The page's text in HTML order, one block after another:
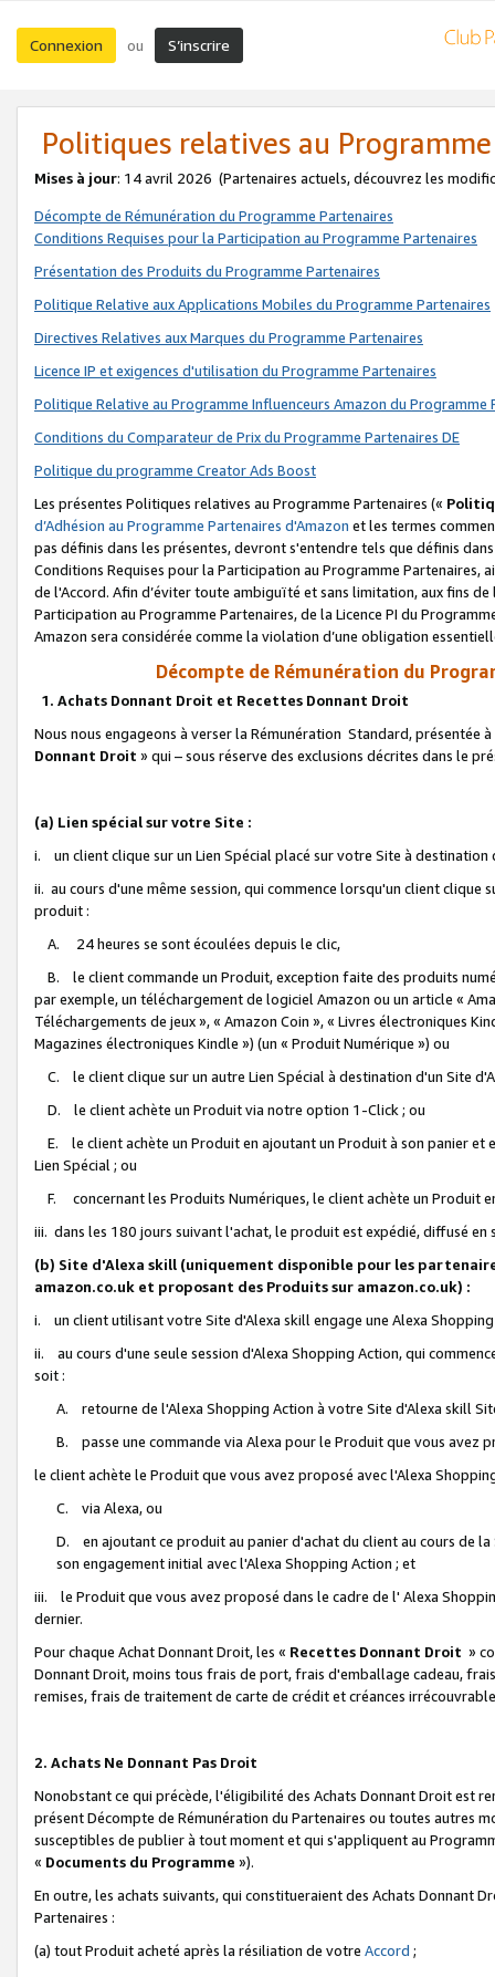
Connexion ou S’inscrire
Politiques relatives au
Mises à jour: 14 avril 2026 (Partenaires actuels, découvrez les
Décompte de Rémunération du Programme Partenaires
Conditions Requises pour la Participation au Programme Partenaires
Présentation des Produits du Programme Partenaires
Politique Relative aux Applications Mobiles du Programme Partenaires
Directives Relatives aux Marques du Programme Partenaires
Licence IP et exigences d'utilisation du Programme Partenaires
Politique Relative au Programme Influenceurs Amazon du Programme
Conditions du Comparateur de Prix du Programme Partenaires DE
Politique du programme Creator Ads Boost
Les présentes Politiques relatives au Programme Partenaires («
d’Adhésion au Programme Partenaires d'Amazon et les termes
pas définis dans les présentes, devront s'entendre tels que définis
Conditions Requises pour la Participation au Programme Partenaires,
de l'Accord. Afin d’éviter toute ambiguïté et sans limitation, aux fins
Participation au Programme Partenaires, de la Licence PI du
Amazon sera considérée comme la violation d’une obligation
Décompte de Rémunération du
1. Achats Donnant Droit et Recettes Donnant Droit
Nous nous engageons à verser la Rémunération Standard, présentée
Donnant Droit » qui – sous réserve des exclusions décrites dans le
(a) Lien spécial sur votre Site :
i. un client clique sur un Lien Spécial placé sur votre Site à destination
ii. au cours d'une même session, qui commence lorsqu'un client
produit :
A. 24 heures se sont écoulées depuis le clic,
B. le client commande un Produit, exception faite des produits
par exemple, un téléchargement de logiciel Amazon ou un article «
Téléchargements de jeux », « Amazon Coin », « Livres électroniques
Magazines électroniques Kindle ») (un « Produit Numérique ») ou
C. le client clique sur un autre Lien Spécial à destination d'un Site
D. le client achète un Produit via notre option 1-Click ; ou
E. le client achète un Produit en ajoutant un Produit à son panier et
Lien Spécial ; ou
F. concernant les Produits Numériques, le client achète un Produit
iii. dans les 180 jours suivant l'achat, le produit est expédié, diffusé
(b) Site d'Alexa skill (uniquement disponible pour les
amazon.co.uk et proposant des Produits sur amazon.co.uk) :
i. un client utilisant votre Site d'Alexa skill engage une Alexa
ii. au cours d'une seule session d'Alexa Shopping Action, qui
soit :
A. retourne de l'Alexa Shopping Action à votre Site d'Alexa skill
B. passe une commande via Alexa pour le Produit que vous avez
le client achète le Produit que vous avez proposé avec l'Alexa
C. via Alexa, ou
D. en ajoutant ce produit au panier d'achat du client au cours de
son engagement initial avec l'Alexa Shopping Action ; et
iii. le Produit que vous avez proposé dans le cadre de l' Alexa
dernier.
Pour chaque Achat Donnant Droit, les « Recettes Donnant Droit »
Donnant Droit, moins tous frais de port, frais d'emballage cadeau,
remises, frais de traitement de carte de crédit et créances
2. Achats Ne Donnant Pas Droit
Nonobstant ce qui précède, l'éligibilité des Achats Donnant Droit est
présent Décompte de Rémunération du Partenaires ou toutes autres
susceptibles de publier à tout moment et qui s'appliquent au
« Documents du Programme »).
En outre, les achats suivants, qui constitueraient des Achats Donnant
Partenaires :
(a) tout Produit acheté après la résiliation de votre Accord ;